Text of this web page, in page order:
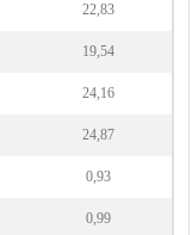
22,83
19,54
24,16
24,87
0,93
0,99